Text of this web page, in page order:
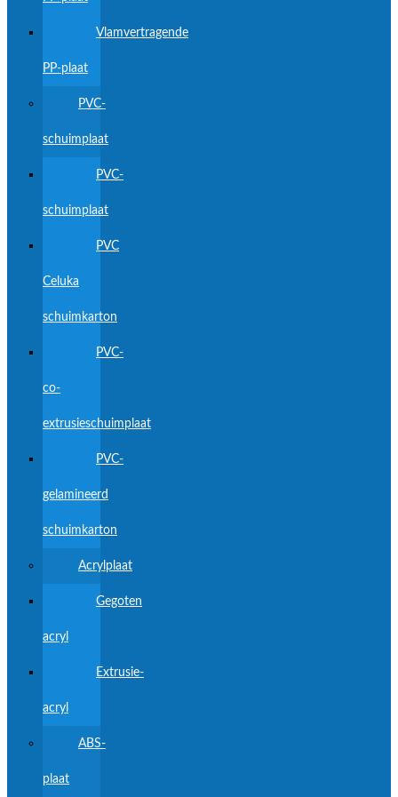
Vlamvertragende
PP-plaat
PVC-
schuimplaat
PVC-
schuimplaat
PVC
Celuka
schuimkarton
PVC-
co-
extrusieschuimplaat
PVC-
gelamineerd
schuimkarton
Acrylplaat
Gegoten
acryl
Extrusie-
acryl
ABS-
plaat